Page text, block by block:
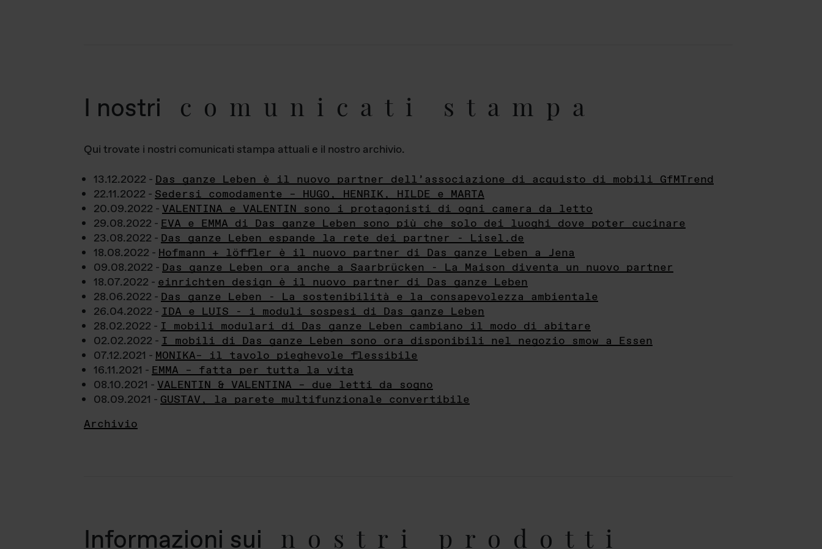
I nostri comunicati stampa
Qui trovate i nostri comunicati stampa attuali e il nostro archivio.
13.12.2022 - Das ganze Leben è il nuovo partner dell’associazione di acquisto di mobili GfMTrend
22.11.2022 - Sedersi comodamente – HUGO, HENRIK, HILDE e MARTA
20.09.2022 - VALENTINA e VALENTIN sono i protagonisti di ogni camera da letto
29.08.2022 - EVA e EMMA di Das ganze Leben sono più che solo dei luoghi dove poter cucinare
23.08.2022 - Das ganze Leben espande la rete dei partner - Lisel.de
18.08.2022 - Hofmann + löffler è il nuovo partner di Das ganze Leben a Jena
09.08.2022 - Das ganze Leben ora anche a Saarbrücken - La Maison diventa un nuovo partner
18.07.2022 - einrichten design è il nuovo partner di Das ganze Leben
28.06.2022 - Das ganze Leben - La sostenibilità e la consapevolezza ambientale
26.04.2022 - IDA e LUIS - i moduli sospesi di Das ganze Leben
28.02.2022 - I mobili modulari di Das ganze Leben cambiano il modo di abitare
02.02.2022 - I mobili di Das ganze Leben sono ora disponibili nel negozio smow a Essen
07.12.2021 - MONIKA– il tavolo pieghevole flessibile
16.11.2021 - EMMA – fatta per tutta la vita
08.10.2021 - VALENTIN & VALENTINA – due letti da sogno
08.09.2021 - GUSTAV, la parete multifunzionale convertibile
Archivio
Informazioni sui nostri prodotti